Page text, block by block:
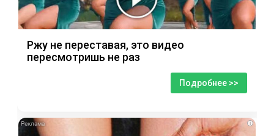
Ржу не переставая, это видео
пересмотришь не раз
Подробнее >>
i